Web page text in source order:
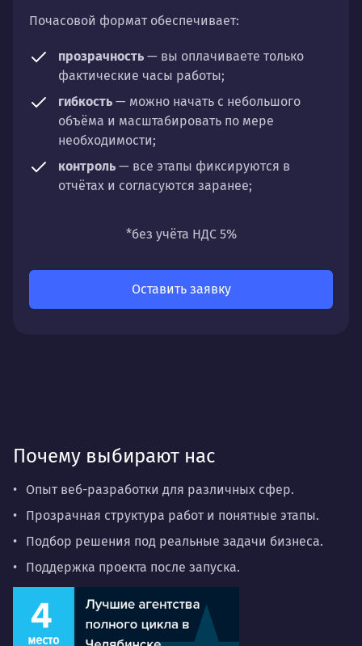
Почасовой формат обеспечивает:
прозрачность — вы оплачиваете только
фактические часы работы;
гибкость — можно начать с небольшого
объёма и масштабировать по мере
необходимости;
контроль — все этапы фиксируются в
отчётах и согласуются заранее;
направлений: стратегии, настройки,
*без учёта НДС 5%
Оставить заявку
Почему выбирают нас
Опыт веб-разработки для различных сфер.
Прозрачная структура работ и понятные этапы.
Подбор решения под реальные задачи бизнеса.
Поддержка проекта после запуска.